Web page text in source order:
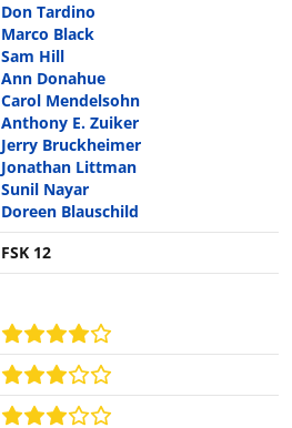
Don Tardino
Marco Black
Sam Hill
Ann Donahue
Carol Mendelsohn
Anthony E. Zuiker
Jerry Bruckheimer
Jonathan Littman
Sunil Nayar
Doreen Blauschild
FSK 12